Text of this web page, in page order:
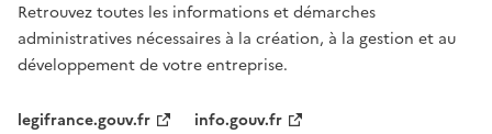
Retrouvez toutes les informations et démarches
administratives nécessaires à la création, à la gestion et au
développement de votre entreprise.
legifrance.gouv.fr
info.gouv.fr